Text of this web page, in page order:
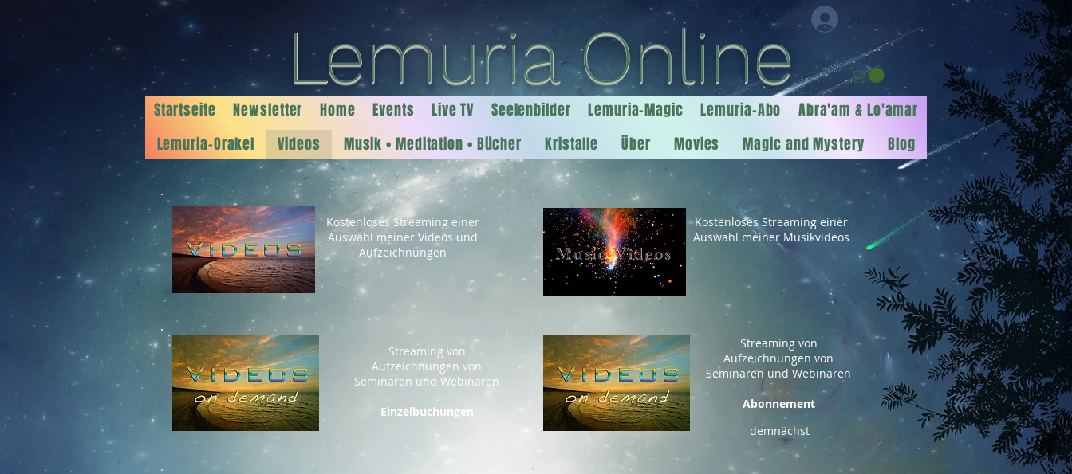
Anmelden
Lemuria Online
Startseite Newsletter Home Events Live TV Seelenbilder Lemuria-Magic Lemuria-Abo
Abra'am & Lo'amar
Lemuria-Orakel
Videos Musik • Meditation • Bücher Kristalle Über Movies Magic and Mystery Blog
Kostenloses Streaming einer
Auswahl meiner Videos und
Aufzeichnungen
Kostenloses Streaming einer
Auswahl meiner Musikvideos
Streaming von
Aufzeichnungen von
Seminaren und Webinaren
Einzelbuchungen
Streaming von
Aufzeichnungen von
Seminaren und Webinaren
Abonnement
demnächst